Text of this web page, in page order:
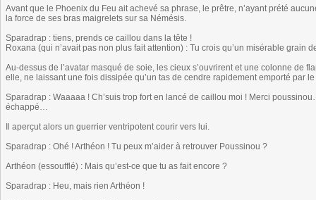
Avant que le Phoenix du Feu ait achevé sa phrase, le prêtre, n’ayant prété
la force de ses bras maigrelets sur sa Némésis.
Sparadrap : tiens, prends ce caillou dans la tête !
Roxana (qui n’avait pas non plus fait attention) : Tu crois qu’un misérable grain
Au-dessus de l’avatar masqué de soie, les cieux s’ouvrirent et une colonne de
elle, ne laissant une fois dissipée qu’un tas de cendre rapidement emporté par le
Sparadrap : Waaaaa ! Ch’suis trop fort en lancé de caillou moi ! Merci
échappé…
Il aperçut alors un guerrier ventripotent courir vers lui.
Sparadrap : Ohé ! Arthéon ! Tu peux m’aider à retrouver Poussinou ?
Arthéon (essoufflé) : Mais qu’est-ce que tu as fait encore ?
Sparadrap : Heu, mais rien Arthéon !